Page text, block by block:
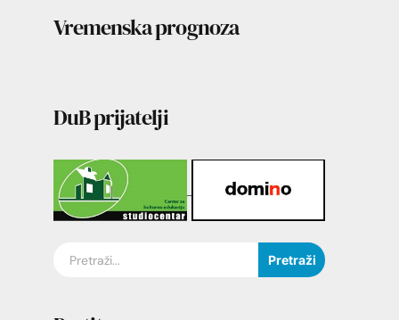
Vremenska prognoza
DuB prijatelji
Pretraži